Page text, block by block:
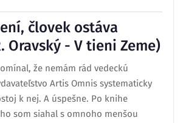
človek ostáva
Oravský - V tieni Zeme)
že nemám rád vedeckú
Artis Omnis systematicky
k nej. A úspešne. Po knihe
som siahal s omnoho menšou